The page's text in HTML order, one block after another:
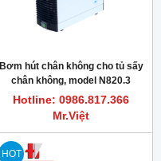
Bơm hút chân không cho tủ sấy
chân không, model N820.3
FT.18 KNF
Hotline: 0986.817.366
Mr.Việt
HOT